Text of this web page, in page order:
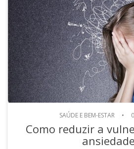
SAÚDE E BEM-ESTAR •
Como reduzir a